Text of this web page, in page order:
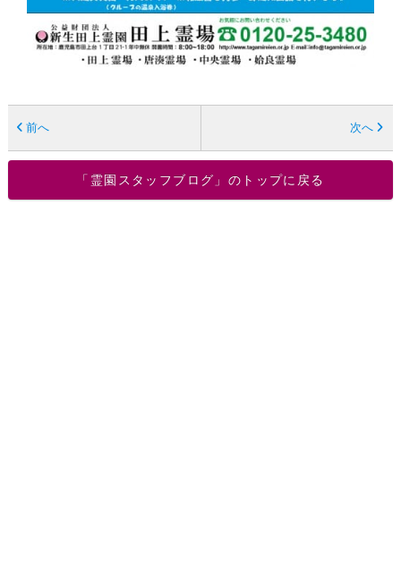
前へ 次へ
「霊園スタッフブログ」のトップに戻る